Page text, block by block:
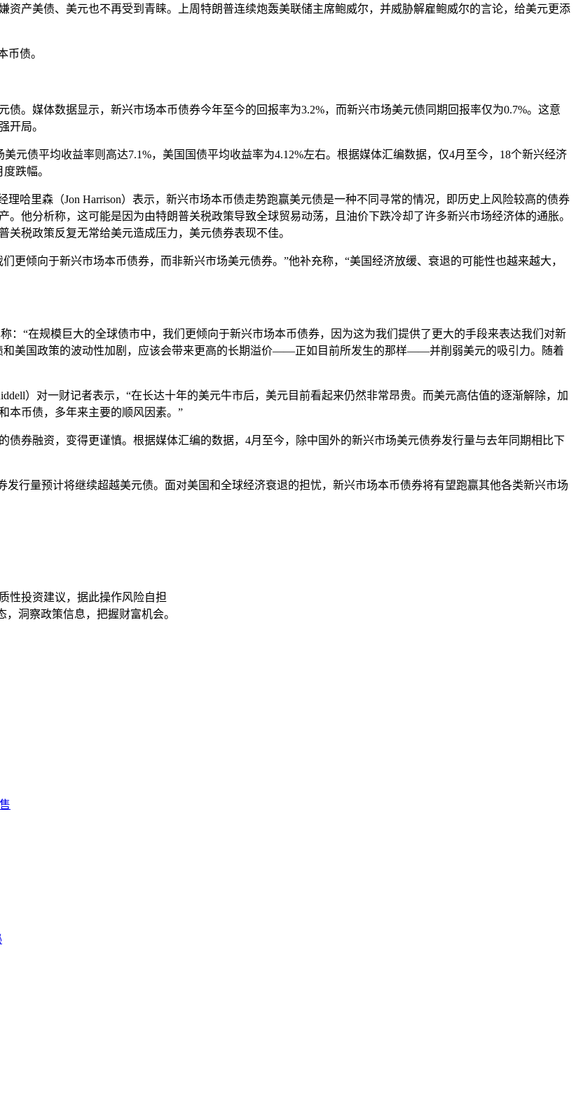
产美债、美元也不再受到青睐。上周特朗普连续炮轰美联储主席鲍威尔，并威胁解雇鲍威尔的言论，给美元更添
币债。
。媒体数据显示，新兴市场本币债券今年至今的回报率为3.2%，而新兴市场美元债同期回报率仅为0.7%。这意
开局。
元债平均收益率则高达7.1%，美国国债平均收益率为4.12%左右。根据媒体汇编数据，仅4月至今，18个新兴经济
跌幅。
理哈里森（Jon Harrison）表示，新兴市场本币债走势跑赢美元债是一种不同寻常的情况，即历史上风险较高的债券
他分析称，这可能是因为由特朗普关税政策导致全球贸易动荡，且油价下跌冷却了许多新兴市场经济体的通胀。
税政策反复无常给美元造成压力，美元债券表现不佳。
更倾向于新兴市场本币债券，而非新兴市场美元债券。”他补充称，“美国经济放缓、衰退的可能性也越来越大，
：“在规模巨大的全球债市中，我们更倾向于新兴市场本币债券，因为这为我们提供了更大的手段来表达我们对新
和美国政策的波动性加剧，应该会带来更高的长期溢价——正如目前所发生的那样——并削弱美元的吸引力。随着
）对一财记者表示，“在长达十年的美元牛市后，美元目前看起来仍然非常昂贵。而美元高估值的逐渐解除，加
本币债，多年来主要的顺风因素。”
券融资，变得更谨慎。根据媒体汇编的数据，4月至今，除中国外的新兴市场美元债券发行量与去年同期相比下
行量预计将继续超越美元债。面对美国和全球经济衰退的担忧，新兴市场本币债券将有望跑赢其他各类新兴市场
性投资建议，据此操作风险自担
洞察政策信息，把握财富机会。